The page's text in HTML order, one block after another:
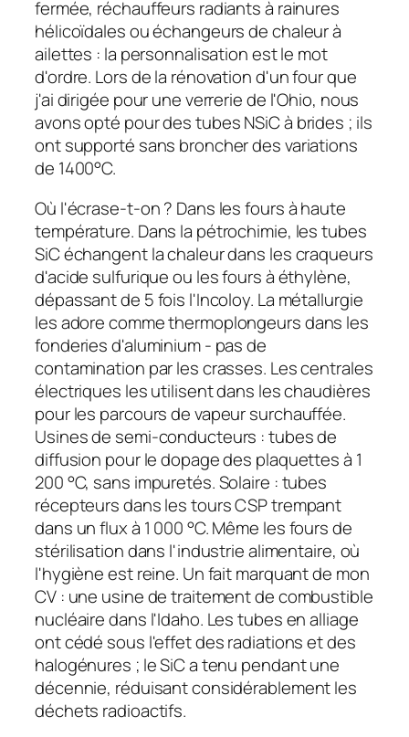
fermée, réchauffeurs radiants à rainures
hélicoïdales ou échangeurs de chaleur à
ailettes : la personnalisation est le mot
d'ordre. Lors de la rénovation d'un four que
j'ai dirigée pour une verrerie de l'Ohio, nous
avons opté pour des tubes NSiC à brides ; ils
ont supporté sans broncher des variations
de 1400°C.
Où l'écrase-t-on ? Dans les fours à haute
température. Dans la pétrochimie, les tubes
SiC échangent la chaleur dans les craqueurs
d'acide sulfurique ou les fours à éthylène,
dépassant de 5 fois l'Incoloy. La métallurgie
les adore comme thermoplongeurs dans les
fonderies d'aluminium - pas de
contamination par les crasses. Les centrales
électriques les utilisent dans les chaudières
pour les parcours de vapeur surchauffée.
Usines de semi-conducteurs : tubes de
diffusion pour le dopage des plaquettes à 1
200 °C, sans impuretés. Solaire : tubes
récepteurs dans les tours CSP trempant
dans un flux à 1 000 °C. Même les fours de
stérilisation dans l'industrie alimentaire, où
l'hygiène est reine. Un fait marquant de mon
CV : une usine de traitement de combustible
nucléaire dans l'Idaho. Les tubes en alliage
ont cédé sous l'effet des radiations et des
halogénures ; le SiC a tenu pendant une
décennie, réduisant considérablement les
déchets radioactifs.